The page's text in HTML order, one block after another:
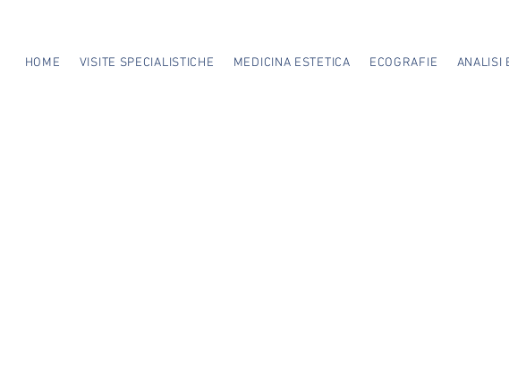
HOME VISITE SPECIALISTICHE MEDICINA ESTETICA ECOGRAFIE ANALISI